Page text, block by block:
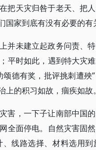
把天灾归咎于老天、把
家到底有没有必要的有
并未建立起政务问责、
平时如此，遇到特大灾
德有奖，批评挑刺遭
的积习如故，痼疾如故。
害，一下子让南部中国
全面停电。自然灾害固
线路选择、材料选用